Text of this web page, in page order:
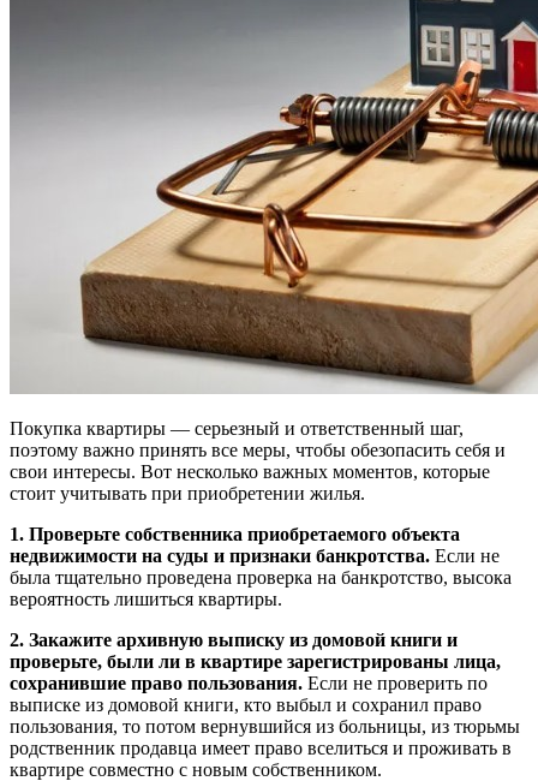
Покупка квартиры — серьезный и ответственный шаг,
поэтому важно принять все меры, чтобы обезопасить себя и
свои интересы. Вот несколько важных моментов, которые
стоит учитывать при приобретении жилья.
1. Проверьте собственника приобретаемого объекта
недвижимости на суды и признаки банкротства. Если не
была тщательно проведена проверка на банкротство, высока
вероятность лишиться квартиры.
2. Закажите архивную выписку из домовой книги и
проверьте, были ли в квартире зарегистрированы лица,
сохранившие право пользования. Если не проверить по
выписке из домовой книги, кто выбыл и сохранил право
пользования, то потом вернувшийся из больницы, из тюрьмы
родственник продавца имеет право вселиться и проживать в
квартире совместно с новым собственником.